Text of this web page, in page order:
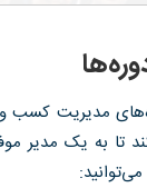
مدیریت کسب
تا به یک مدیر